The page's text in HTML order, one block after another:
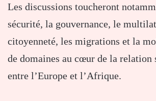
Les discussions toucheront
sécurité, la gouvernance, le
citoyenneté, les migrations et la
de domaines au cœur de la relation
entre l’Europe et l’Afrique.